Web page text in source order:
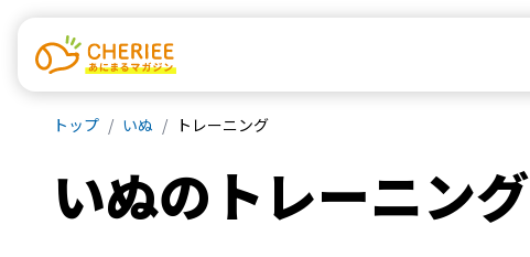
トップ いぬ トレーニング
いぬの トレーニング